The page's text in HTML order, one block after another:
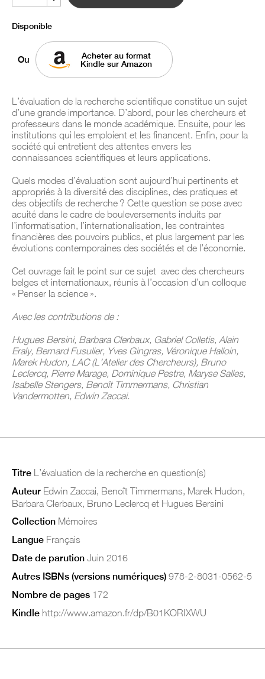
Disponible
Ou
Acheter au format
Kindle sur Amazon
L’évaluation de la recherche scientifique constitue un sujet
d’une grande importance. D’abord, pour les chercheurs et
professeurs dans le monde académique. Ensuite, pour les
institutions qui les emploient et les financent. Enfin, pour la
société qui entretient des attentes envers les
connaissances scientifiques et leurs applications.
Quels modes d’évaluation sont aujourd’hui pertinents et
appropriés à la diversité des disciplines, des pratiques et
des objectifs de recherche ? Cette question se pose avec
acuité dans le cadre de bouleversements induits par
l’informatisation, l’internationalisation, les contraintes
financières des pouvoirs publics, et plus largement par les
évolutions contemporaines des sociétés et de l’économie.
Cet ouvrage fait le point sur ce sujet avec des chercheurs
belges et internationaux, réunis à l’occasion d’un colloque
« Penser la science ».
Avec les contributions de :
Hugues Bersini, Barbara Clerbaux, Gabriel Colletis, Alain
Eraly, Bernard Fusulier, Yves Gingras, Véronique Halloin,
Marek Hudon, LAC (L’Atelier des Chercheurs), Bruno
Leclercq, Pierre Marage, Dominique Pestre, Maryse Salles,
Isabelle Stengers, Benoît Timmermans, Christian
Vandermotten, Edwin Zaccai.
Titre L’évaluation de la recherche en question(s)
Auteur Edwin Zaccai, Benoît Timmermans, Marek Hudon,
Barbara Clerbaux, Bruno Leclercq et Hugues Bersini
Collection Mémoires
Langue Français
Date de parution Juin 2016
Autres ISBNs (versions numériques) 978-2-8031-0562-5
Nombre de pages 172
Kindle http://www.amazon.fr/dp/B01KORIXWU